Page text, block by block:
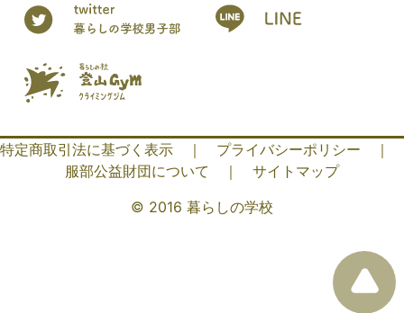
特定商取引法に基づく表示 ｜ プライバシーポリシー
｜
服部公益財団について
｜
サイトマップ
© 2016 暮らしの学校